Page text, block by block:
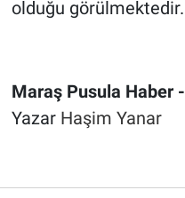
olduğu görülmektedir.
Maraş Pusula Haber
Yazar Haşim Yanar